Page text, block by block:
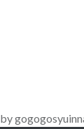
by